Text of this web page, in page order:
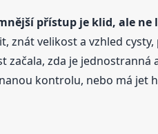
přístup je klid, ale ne
znát velikost a vzhled
začala, zda je
kontrolu, nebo má jet